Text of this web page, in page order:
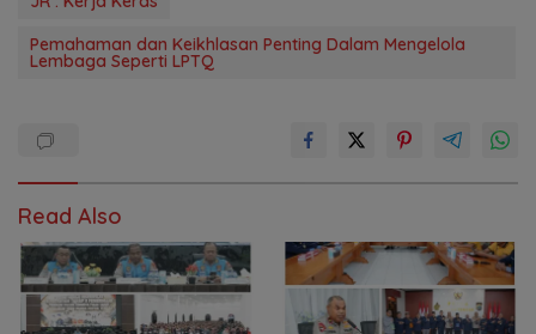
Pemahaman dan Keikhlasan Penting Dalam Mengelola
Lembaga Seperti LPTQ
Read Also